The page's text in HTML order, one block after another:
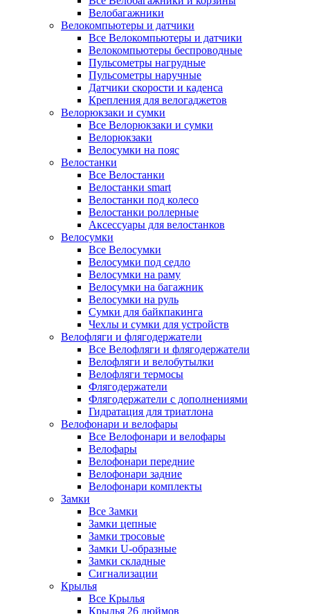
Велобагажники
Велокомпьютеры и датчики
Все Велокомпьютеры и датчики
Велокомпьютеры беспроводные
Пульсометры нагрудные
Пульсометры наручные
Датчики скорости и каденса
Крепления для велогаджетов
Велорюкзаки и сумки
Все Велорюкзаки и сумки
Велорюкзаки
Велосумки на пояс
Велостанки
Все Велостанки
Велостанки smart
Велостанки под колесо
Велостанки роллерные
Аксессуары для велостанков
Велосумки
Все Велосумки
Велосумки под седло
Велосумки на раму
Велосумки на багажник
Велосумки на руль
Сумки для байкпакинга
Чехлы и сумки для устройств
Велофляги и флягодержатели
Все Велофляги и флягодержатели
Велофляги и велобутылки
Велофляги термосы
Флягодержатели
Флягодержатели с дополнениями
Гидратация для триатлона
Велофонари и велофары
Все Велофонари и велофары
Велофары
Велофонари передние
Велофонари задние
Велофонари комплекты
Замки
Все Замки
Замки цепные
Замки тросовые
Замки U-образные
Замки складные
Сигнализации
Крылья
Все Крылья
Крылья 26 дюймов